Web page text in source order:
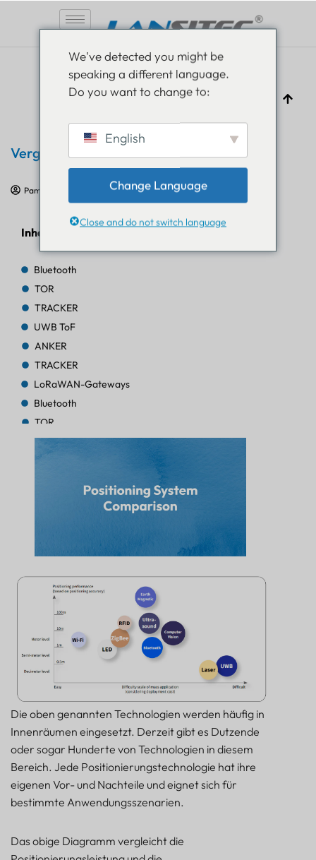
Vergleich der Positionierungssysteme
Pam Luthra 12. August 2025 IoT-FAQs
Inhaltsverzeichnis
Bluetooth
TOR
TRACKER
UWB ToF
ANKER
TRACKER
LoRaWAN-Gateways
Bluetooth
TOR
TRACKER
TRACKER
Bluetooth
TOR
TRACKER
LEUCHTFEUER
SENSOR
Die oben genannten Technologien werden häufig in
Innenräumen eingesetzt. Derzeit gibt es Dutzende
oder sogar Hunderte von Technologien in diesem
Bereich. Jede Positionierungstechnologie hat ihre
eigenen Vor- und Nachteile und eignet sich für
bestimmte Anwendungsszenarien.
Das obige Diagramm vergleicht die
We've detected you might be
speaking a different language.
Do you want to change to:
English
Change Language
Close and do not switch language